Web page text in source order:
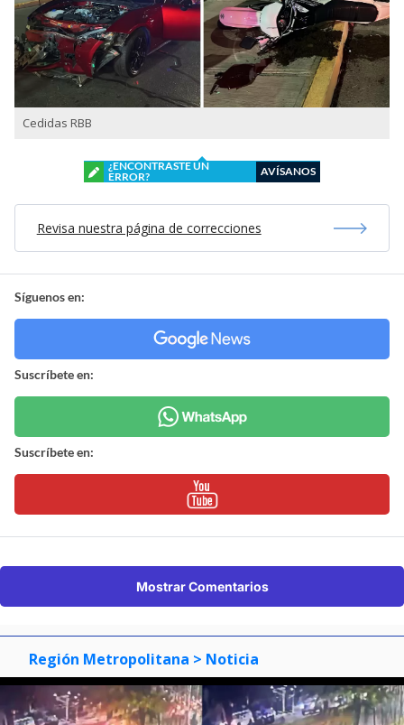
Cedidas RBB
¿ENCONTRASTE UN
ERROR?
AVÍSANOS
Revisa nuestra página de correcciones
Síguenos en:
Suscríbete en:
Suscríbete en:
Mostrar Comentarios
Región Metropolitana > Noticia